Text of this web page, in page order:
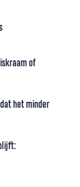
of
het minder